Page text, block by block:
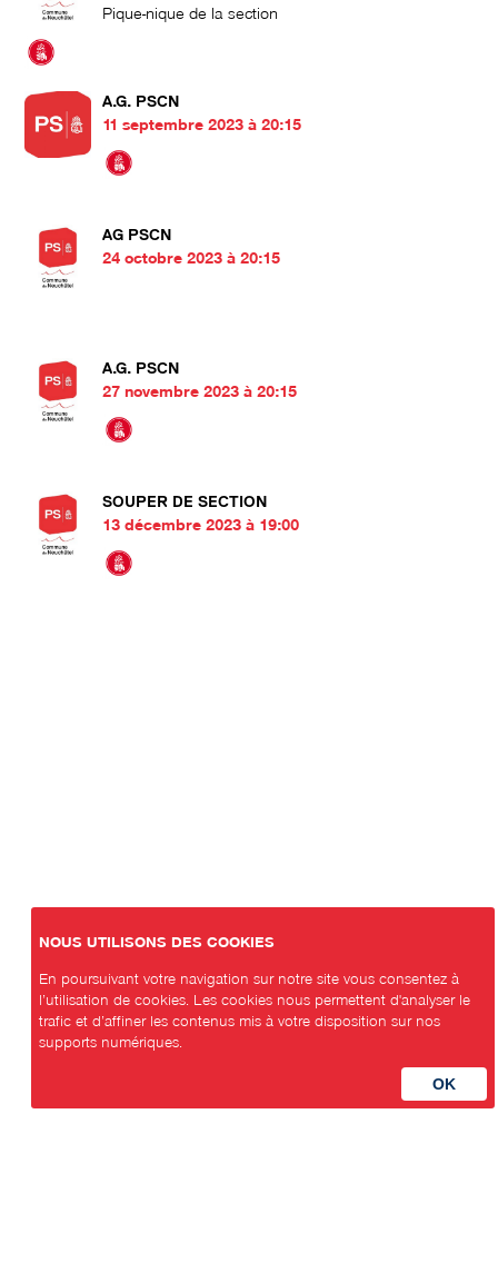
Pique-nique de la section
A.G. PSCN
11 septembre 2023 à 20:15
AG PSCN
24 octobre 2023 à 20:15
A.G. PSCN
27 novembre 2023 à 20:15
SOUPER DE SECTION
13 décembre 2023 à 19:00
NOUS UTILISONS DES COOKIES
En poursuivant votre navigation sur notre site vous consentez à
l’utilisation de cookies. Les cookies nous permettent d'analyser le
trafic et d’affiner les contenus mis à votre disposition sur nos
supports numériques.